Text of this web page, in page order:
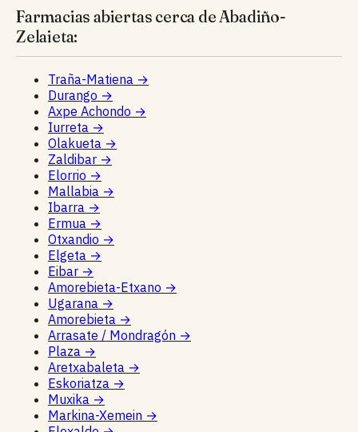
Farmacias abiertas cerca de Abadiño-
Zelaieta:
Traña-Matiena →
Durango →
Axpe Achondo →
Iurreta →
Olakueta →
Zaldibar →
Elorrio →
Mallabia →
Ibarra →
Ermua →
Otxandio →
Elgeta →
Eibar →
Amorebieta-Etxano →
Ugarana →
Amorebieta →
Arrasate / Mondragón →
Plaza →
Aretxabaleta →
Eskoriatza →
Muxika →
Markina-Xemein →